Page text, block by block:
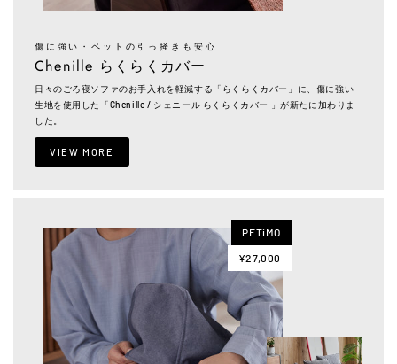
傷に強い・ペットの引っ掻きも安心
Chenille らくらくカバー
日々のごろ寝ソファのお手入れを軽減する「らくらくカバー」に、傷に強い
生地を使用した「Chenille / シェニール らくらくカバー 」が新たに加わりま
した。
VIEW MORE
PETiMO
¥27,000